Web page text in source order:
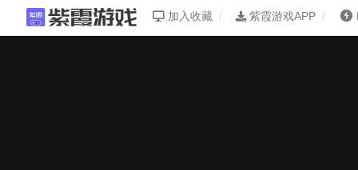
加入收藏 紫霞游戏APP